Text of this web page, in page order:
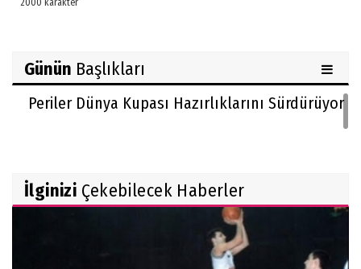
Günün Başlıkları
Periler Dünya Kupası Hazırlıklarını Sürdürüyor
İlginizi Çekebilecek Haberler